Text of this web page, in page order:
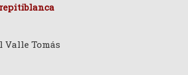
Valle Tomás